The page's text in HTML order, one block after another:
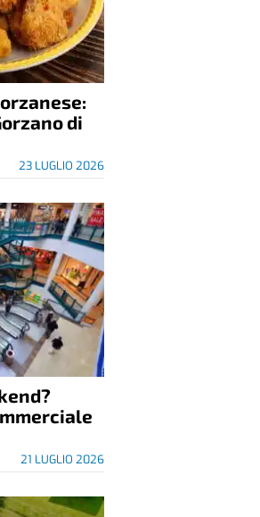
di
23 LUGLIO 2026
21 LUGLIO 2026